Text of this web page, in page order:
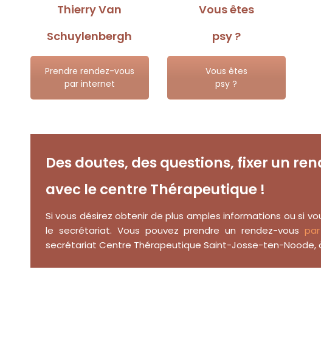
Thierry Van
Schuylenbergh
Prendre rendez-vous
par internet
Vous êtes
psy ?
Vous êtes
psy ?
Des doutes, des questions, fixer un
avec le centre Thérapeutique !
Si vous désirez obtenir de plus amples informations ou si
le secrétariat. Vous pouvez prendre un rendez-vous
secrétariat Centre Thérapeutique Saint-Josse-ten-Noode,